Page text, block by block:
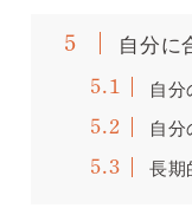
5 自分に
5.1 自
5.2 自
5.3 長期